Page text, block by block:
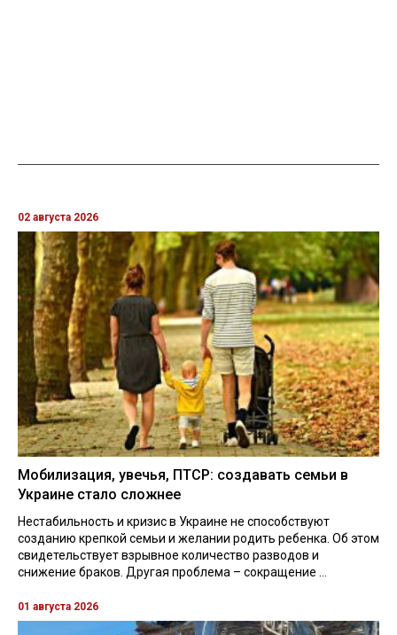
02 августа 2026
Мобилизация, увечья, ПТСР: создавать семьи в
Украине стало сложнее
Нестабильность и кризис в Украине не способствуют
созданию крепкой семьи и желании родить ребенка. Об этом
свидетельствует взрывное количество разводов и
снижение браков. Другая проблема – сокращение ...
01 августа 2026